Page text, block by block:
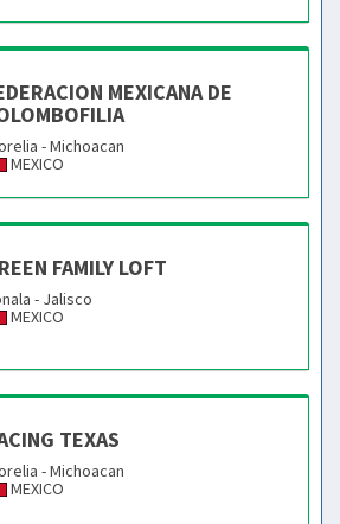
MEXICANA DE
- Michoacan
MEXICO
FAMILY LOFT
- Jalisco
MEXICO
TEXAS
- Michoacan
MEXICO